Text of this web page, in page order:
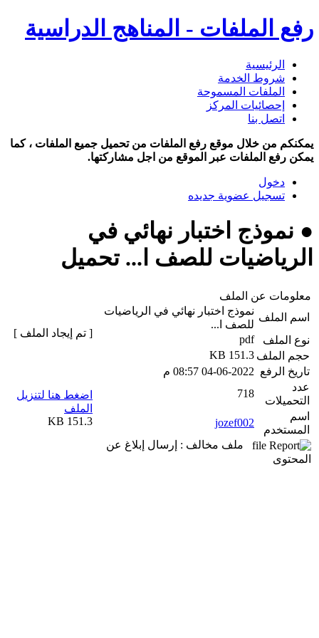
رفع الملفات - المناهج الدراسية
الرئيسية
شروط الخدمة
الملفات المسموحة
إحصائيات المركز
اتصل بنا
يمكنكم من خلال موقع رفع الملفات من تحميل جميع الملفات ، كما
يمكن رفع الملفات عبر الموقع من اجل مشاركتها.
دخول
تسجيل عضوية جديده
● نموذج اختبار نهائي في
الرياضيات للصف ا... تحميل
معلومات عن الملف
اسم الملف
نموذج اختبار نهائي في الرياضيات
للصف ا...
نوع الملف
pdf
حجم الملف 151.3 KB
تاريخ الرفع 04-06-2022 08:57 م
عدد
التحميلات
718
اسم
المستخدم
jozef002
ملف مخالف : إرسال إبلاغ عن
المحتوى
[ تم إيجاد الملف ]
اضغط هنا لتنزيل
الملف
151.3 KB